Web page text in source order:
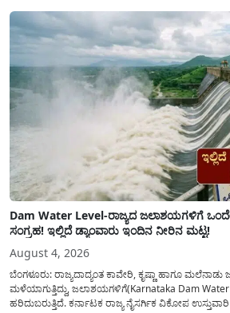
Dam Water Level-ರಾಜ್ಯದ ಜಲಾಶಯಗಳಿಗೆ
ಸಂಗ್ರಹ! ಇಲ್ಲಿದೆ ಡ್ಯಾಂವಾರು ಇಂದಿನ ನೀರಿನ ಮಟ್ಟ!
August 4, 2026
ಬೆಂಗಳೂರು: ರಾಜ್ಯದಾದ್ಯಂತ ಕಾವೇರಿ, ಕೃಷ್ಣಾ ಹಾಗೂ
ಮಳೆಯಾಗುತ್ತಿದ್ದು, ಜಲಾಶಯಗಳಿಗೆ(Karnataka Dam
ಹರಿದುಬರುತ್ತಿದೆ. ಕರ್ನಾಟಕ ರಾಜ್ಯ ನೈಸರ್ಗಿಕ ವಿಕೋಪ